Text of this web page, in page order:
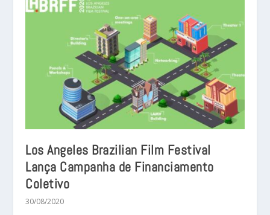
Los Angeles Brazilian Film Festival
Lança Campanha de Financiamento
Coletivo
30/08/2020